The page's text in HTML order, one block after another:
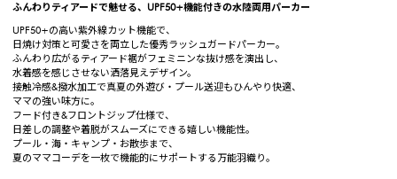
ふんわりティアードで魅せる、UPF50+機能付きの水陸両用パーカー
UPF50+の高い紫外線カット機能で、
日焼け対策と可愛さを両立した優秀ラッシュガードパーカー。
ふんわり広がるティアード裾がフェミニンな抜け感を演出し、
水着感を感じさせない洒落見えデザイン。
接触冷感&撥水加工で真夏の外遊び・プール送迎もひんやり快適、
ママの強い味方に。
フード付き&フロントジップ仕様で、
日差しの調整や着脱がスムーズにできる嬉しい機能性。
プール・海・キャンプ・お散歩まで、
夏のママコーデを一枚で機能的にサポートする万能羽織り。